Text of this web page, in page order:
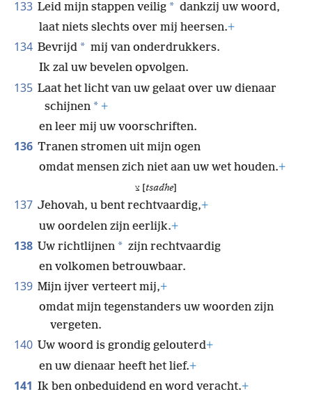
133 Leid mijn stappen veilig * dankzij uw woord,
laat niets slechts over mij heersen.+
134 Bevrijd * mij van onderdrukkers.
Ik zal uw bevelen opvolgen.
135 Laat het licht van uw gelaat over uw dienaar
schijnen * +
en leer mij uw voorschriften.
136 Tranen stromen uit mijn ogen
omdat mensen zich niet aan uw wet houden.+
tsadhe]
137 Jehovah, u bent rechtvaardig,+
uw oordelen zijn eerlijk.+
138 Uw richtlijnen * zijn rechtvaardig
en volkomen betrouwbaar.
139 Mijn ijver verteert mij,+
omdat mijn tegenstanders uw woorden zijn
vergeten.
140 Uw woord is grondig gelouterd+
en uw dienaar heeft het lief.+
141 Ik ben onbeduidend en word veracht.+